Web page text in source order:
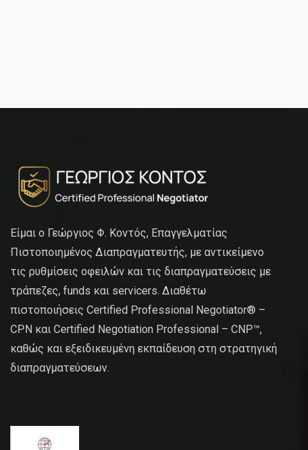
Είμαι ο Γεώργιος Φ. Κοντός, Επαγγελματίας
Πιστοποιημένος Διαπραγματευτής, με αντικείμενο
τις ρυθμίσεις οφειλών και τις διαπραγματεύσεις με
τράπεζες, funds και servicers. Διαθέτω
πιστοποιήσεις Certified Professional Negotiator® –
CPN και Certified Negotiation Professional – CNP™,
καθώς και εξειδικευμένη εκπαίδευση στη στρατηγική
διαπραγματεύσεων.